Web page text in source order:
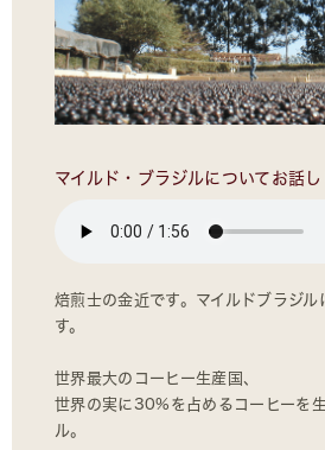
マイルド・ブラジルについてお話し
焙煎士の金近です。マイルドブラジル
す。
世界最大のコーヒー生産国、
世界の実に30%を占めるコーヒーを
ル。